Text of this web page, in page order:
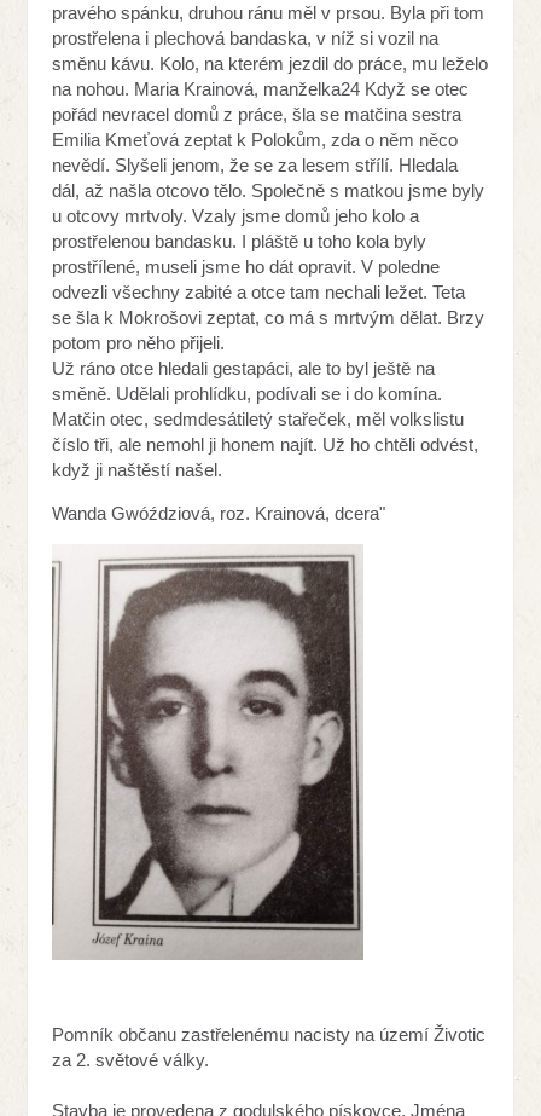
pravého spánku, druhou ránu měl v prsou. Byla při tom
prostřelena i plechová bandaska, v níž si vozil na
směnu kávu. Kolo, na kterém jezdil do práce, mu leželo
na nohou. Maria Krainová, manželka24 Když se otec
pořád nevracel domů z práce, šla se matčina sestra
Emilia Kmeťová zeptat k Polokům, zda o něm něco
nevědí. Slyšeli jenom, že se za lesem střílí. Hledala
dál, až našla otcovo tělo. Společně s matkou jsme byly
u otcovy mrtvoly. Vzaly jsme domů jeho kolo a
prostřelenou bandasku. I pláště u toho kola byly
prostřílené, museli jsme ho dát opravit. V poledne
odvezli všechny zabité a otce tam nechali ležet. Teta
se šla k Mokrošovi zeptat, co má s mrtvým dělat. Brzy
potom pro něho přijeli.
Už ráno otce hledali gestapáci, ale to byl ještě na
směně. Udělali prohlídku, podívali se i do komína.
Matčin otec, sedmdesátiletý stařeček, měl volkslistu
číslo tři, ale nemohl ji honem najít. Už ho chtěli odvést,
když ji naštěstí našel.
Wanda Gwóździová, roz. Krainová, dcera"
Pomník občanu zastřelenému nacisty na území Životic
za 2. světové války.
Stavba je provedena z godulského pískovce. Jména